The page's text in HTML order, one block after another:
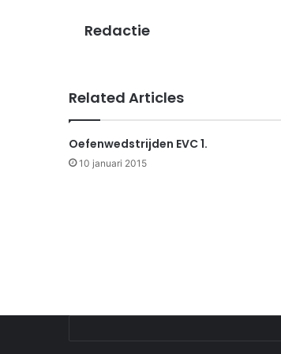
Redactie
Related Articles
Oefenwedstrijden EVC 1.
10 januari 2015